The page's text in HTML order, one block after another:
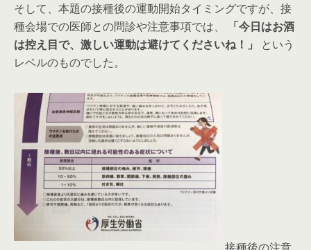
そして、本題の接種後の運動開始タイミングですが、接
種会場での医師との問診や注意事項では、
「今日はお酒
は控え目で、激しい運動は避けてくださいね！」
という
レベルのものでした。